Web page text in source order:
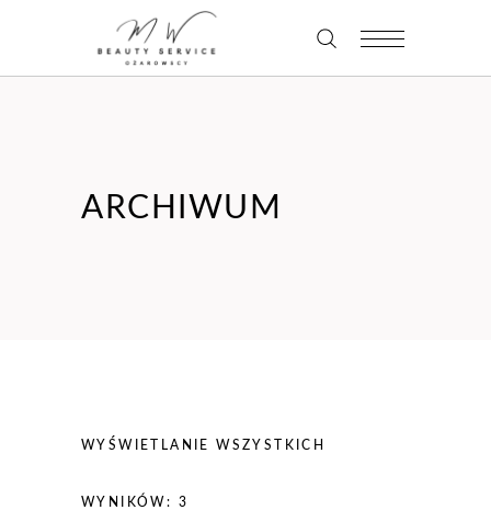
ARCHIWUM
WYŚWIETLANIE WSZYSTKICH
WYNIKÓW: 3